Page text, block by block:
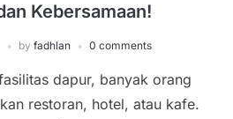
Kebersamaan!
by fadhlan 0 comments
dapur, banyak orang
restoran, hotel, atau kafe.